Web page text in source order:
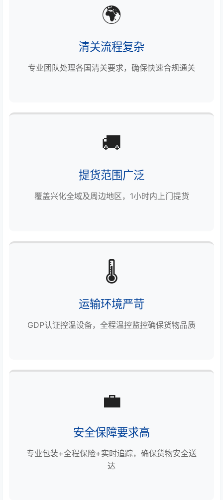
🌍
清关流程复杂
专业团队处理各国清关要求，确保快速合规通关
🚚
提货范围广泛
覆盖兴化全域及周边地区，1小时内上门提货
🌡️
运输环境严苛
GDP认证控温设备，全程温控监控确保货物品质
💼
安全保障要求高
专业包装+全程保险+实时追踪，确保货物安全送
达